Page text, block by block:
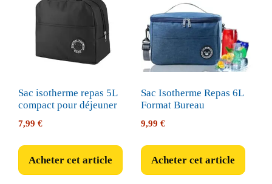
Sac isotherme repas 5L
compact pour déjeuner
7,99 €
Acheter cet article
Sac Isotherme Repas 6L
Format Bureau
9,99 €
Acheter cet article